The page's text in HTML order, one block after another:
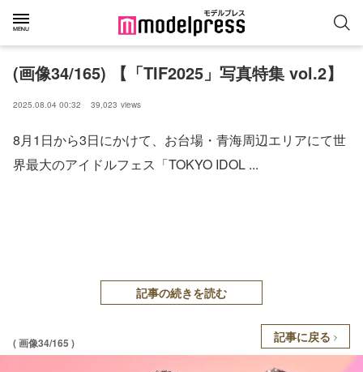
(画像34/165) 【「TIF2025」写真特集 vol.2】
2025.08.04 00:32 39,023 views
8月1日から3日にかけて、お台場・青海周辺エリアにて世
界最大のアイドルフェス「TOKYO IDOL ...
記事の続きを読む
( 画像34/165 ) 記事に戻る